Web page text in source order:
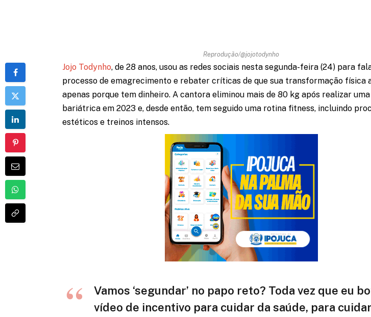
Reprodução/@jojotodynho
Jojo Todynho, de 28 anos, usou as redes sociais nesta segunda-feira (24) para
processo de emagrecimento e rebater críticas de que sua transformação física
apenas porque tem dinheiro. A cantora eliminou mais de 80 kg após realizar
bariátrica em 2023 e, desde então, tem seguido uma rotina fitness, incluindo
estéticos e treinos intensos.
Vamos ‘segundar’ no papo reto? Toda vez que eu
vídeo de incentivo para cuidar da saúde, para